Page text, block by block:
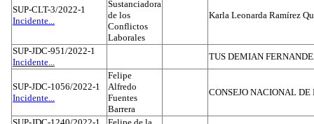
SUP-CLT-3/2022-1
Incidente...
Sustanciadora
de los
Conflictos
Laborales
Karla Leonarda Ramírez
SUP-JDC-951/2022-1
Incidente...
TUS DEMIAN
SUP-JDC-1056/2022-1
Incidente...
Felipe
Alfredo
Fuentes
Barrera
CONSEJO NACIONAL